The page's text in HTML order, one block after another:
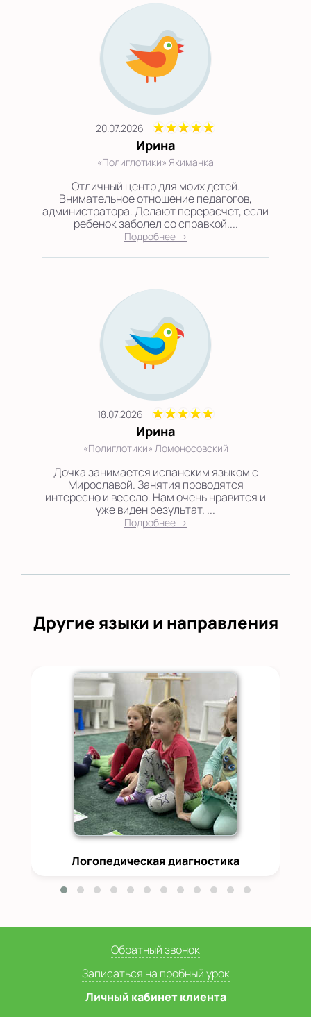
20.07.2026
Ирина
«Полиглотики» Якиманка
Отличный центр для моих детей.
Внимательное отношение педагогов,
администратора. Делают перерасчет, если
ребенок заболел со справкой....
Подробнее →
18.07.2026
Ирина
«Полиглотики» Ломоносовский
Дочка занимается испанским языком с
Мирославой. Занятия проводятся
интересно и весело. Нам очень нравится и
уже виден результат. ...
Подробнее →
Другие языки и направления
Логопедическая диагностика
Обратный звонок
Записаться на пробный урок
Личный кабинет клиента